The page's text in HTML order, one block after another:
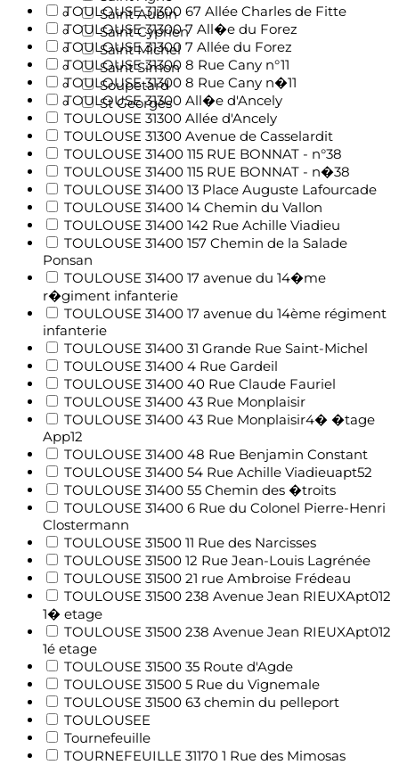
Saint Aubin
Saint Cyprien
Saint Michel
Saint Simon
Soupetard
St Georges
TOULOUSE 31300 67 Allée Charles de Fitte
TOULOUSE 31300 7 All�e du Forez
TOULOUSE 31300 7 Allée du Forez
TOULOUSE 31300 8 Rue Cany n°11
TOULOUSE 31300 8 Rue Cany n�11
TOULOUSE 31300 All�e d'Ancely
TOULOUSE 31300 Allée d'Ancely
TOULOUSE 31300 Avenue de Casselardit
TOULOUSE 31400 115 RUE BONNAT - n°38
TOULOUSE 31400 115 RUE BONNAT - n�38
TOULOUSE 31400 13 Place Auguste Lafourcade
TOULOUSE 31400 14 Chemin du Vallon
TOULOUSE 31400 142 Rue Achille Viadieu
TOULOUSE 31400 157 Chemin de la Salade
Ponsan
TOULOUSE 31400 17 avenue du 14�me
r�giment infanterie
TOULOUSE 31400 17 avenue du 14ème régiment
infanterie
TOULOUSE 31400 31 Grande Rue Saint-Michel
TOULOUSE 31400 4 Rue Gardeil
TOULOUSE 31400 40 Rue Claude Fauriel
TOULOUSE 31400 43 Rue Monplaisir
TOULOUSE 31400 43 Rue Monplaisir4� �tage
App12
TOULOUSE 31400 48 Rue Benjamin Constant
TOULOUSE 31400 54 Rue Achille Viadieuapt52
TOULOUSE 31400 55 Chemin des �troits
TOULOUSE 31400 6 Rue du Colonel Pierre-Henri
Clostermann
TOULOUSE 31500 11 Rue des Narcisses
TOULOUSE 31500 12 Rue Jean-Louis Lagrénée
TOULOUSE 31500 21 rue Ambroise Frédeau
TOULOUSE 31500 238 Avenue Jean RIEUXApt012
1� etage
TOULOUSE 31500 238 Avenue Jean RIEUXApt012
1é etage
TOULOUSE 31500 35 Route d'Agde
TOULOUSE 31500 5 Rue du Vignemale
TOULOUSE 31500 63 chemin du pelleport
TOULOUSEE
Tournefeuille
TOURNEFEUILLE 31170 1 Rue des Mimosas